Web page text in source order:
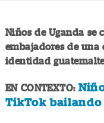
Niños de Uganda se
embajadores de
identidad
EN CONTEXTO:
TikTok bailando